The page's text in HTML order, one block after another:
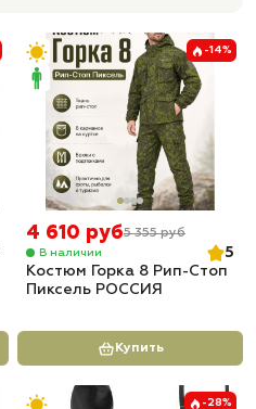
-14%
4 610 руб5 355 руб
В наличии
5
Костюм Горка 8 Рип-Стоп
Пиксель РОССИЯ
Купить
-28%